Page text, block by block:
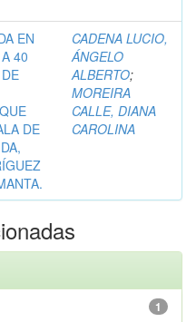
EN
40
DE
CADENA LUCIO,
ÁNGELO
ALBERTO;
MOREIRA
CALLE, DIANA
CAROLINA
1